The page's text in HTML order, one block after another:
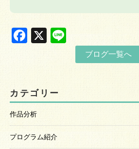
Facebook
X
ブログ一覧へ
カテゴリー
作品分析
プログラム紹介